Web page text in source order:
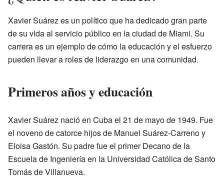
Xavier Suárez es un político que ha dedicado gran parte
de su vida al servicio público en la ciudad de Miami. Su
carrera es un ejemplo de cómo la educación y el esfuerzo
pueden llevar a roles de liderazgo en una comunidad.
Primeros años y educación
Xavier Suárez nació en Cuba el 21 de mayo de 1949. Fue
el noveno de catorce hijos de Manuel Suárez-Carreno y
Eloisa Gastón. Su padre fue el primer Decano de la
Escuela de Ingeniería en la Universidad Católica de Santo
Tomás de Villanueva.